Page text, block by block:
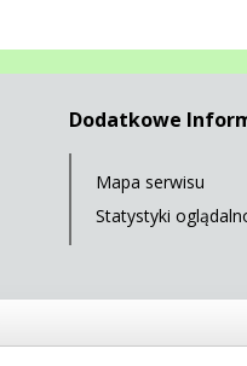
Dodatkowe
Mapa serwisu
Statystyki